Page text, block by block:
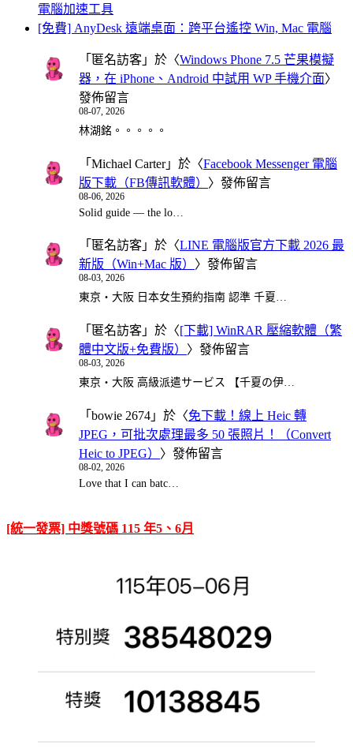
電腦加速工具
[免費] AnyDesk 遠端桌面：跨平台遙控 Win, Mac 電腦
「 匿名訪客 」於〈Windows Phone 7.5 芒果模擬
器，在 iPhone、Android 中試用 WP 手機介面〉
發佈留言
08-07, 2026
林湖銘。。。。。
「 Michael Carter」於〈Facebook Messenger 電腦
版下載（FB傳訊軟體） 〉發佈留言
08-06, 2026
Solid guide — the lo…
「 匿名訪客 」於〈LINE 電腦版官方下載 2026 最
新版（Win+Mac 版） 〉發佈留言
08-03, 2026
東京・大阪 日本女生預約指南 認準 千夏…
「 匿名訪客 」於〈[下載] WinRAR 壓縮軟體（繁
體中文版+免費版） 〉發佈留言
08-03, 2026
東京・大阪 高級派遣サービス 【千夏の伊…
「 bowie 2674 」於〈免下載！線上 Heic 轉
JPEG，可批次處理最多 50 張照片！（Convert
Heic to JPEG） 〉發佈留言
08-02, 2026
Love that I can batc…
[統一發票] 中獎號碼 115 年5、6月